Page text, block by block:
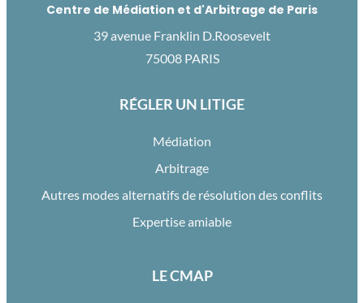
Centre de Médiation et d'Arbitrage de Paris
39 avenue Franklin D.Roosevelt
75008 PARIS
RÉGLER UN LITIGE
Médiation
Arbitrage
Autres modes alternatifs de résolution des conflits
Expertise amiable
LE CMAP